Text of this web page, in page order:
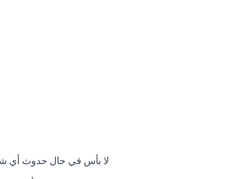
لا بأس في حال حدوث أي